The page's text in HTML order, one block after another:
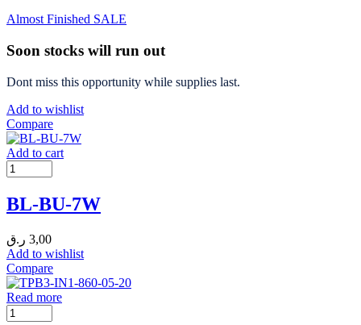
Almost Finished SALE
Soon stocks will run out
Dont miss this opportunity while supplies last.
Add to wishlist
Compare
Add to cart
BL-BU-7W
3,00 ر.ق
Add to wishlist
Compare
Read more